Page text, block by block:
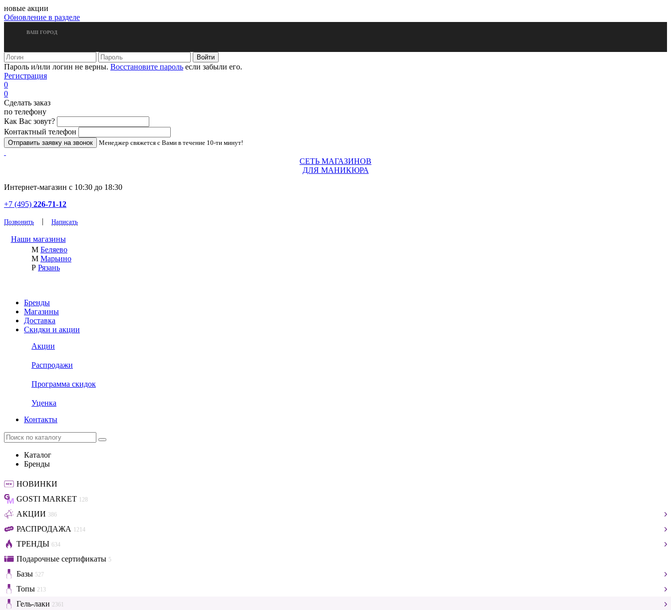
новые акции
Обновление в разделе
ВАШ ГОРОД
Пароль и/или логин не верны. Восстановите пароль если забыли его.
Регистрация
0
0
Сделать заказ
по телефону
Как Вас зовут?
Контактный телефон
Менеджер свяжется с Вами в течение 10-ти минут!
СЕТЬ МАГАЗИНОВ
ДЛЯ МАНИКЮРА
Интернет-магазин с 10:30 до 18:30
+7 (495) 226-71-12
Позвонить | Написать
Наши магазины
М Беляево
М Марьино
Р Рязань
Бренды
Магазины
Доставка
Скидки и акции
Акции
Распродажи
Программа скидок
Уценка
Контакты
Каталог
Бренды
НОВИНКИ
GOSTI MARKET 128
АКЦИИ 386
РАСПРОДАЖА 1214
ТРЕНДЫ 634
Подарочные сертификаты 5
Базы 527
Топы 213
Гель-лаки 2361